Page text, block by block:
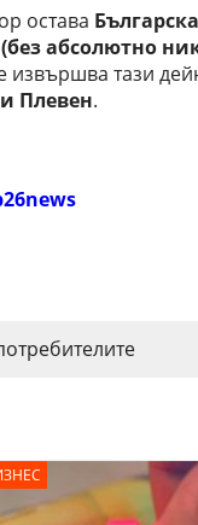
остава
абсолютно
тази
Плевен.